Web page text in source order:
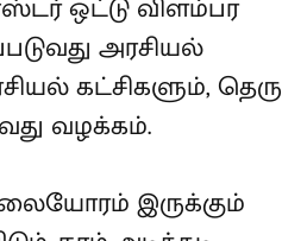
அரசியல்
கட்சிகளும், தெரு
வழக்கம்.
இருக்கும்